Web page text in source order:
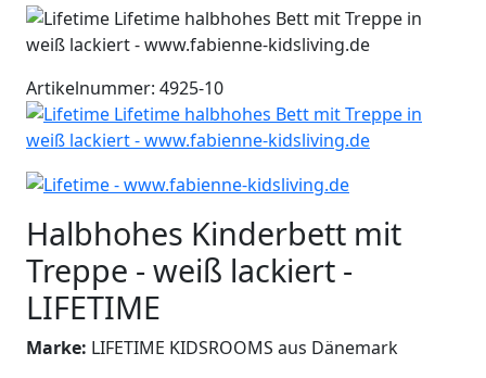
Artikelnummer: 4925-10
Halbhohes Kinderbett mit
Treppe - weiß lackiert -
LIFETIME
Marke: LIFETIME KIDSROOMS aus Dänemark